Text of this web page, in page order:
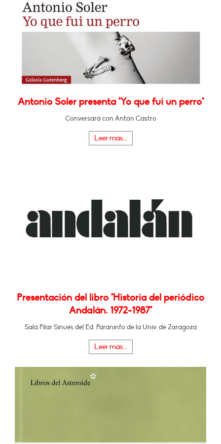
Antonio Soler presenta "Yo que fui un perro"
Conversará con Antón Castro
Leer más...
Presentación del libro "Historia del periódico
Andalán. 1972-1987"
Sala Pilar Sinués del Ed. Paraninfo de la Univ. de Zaragoza
Leer más...